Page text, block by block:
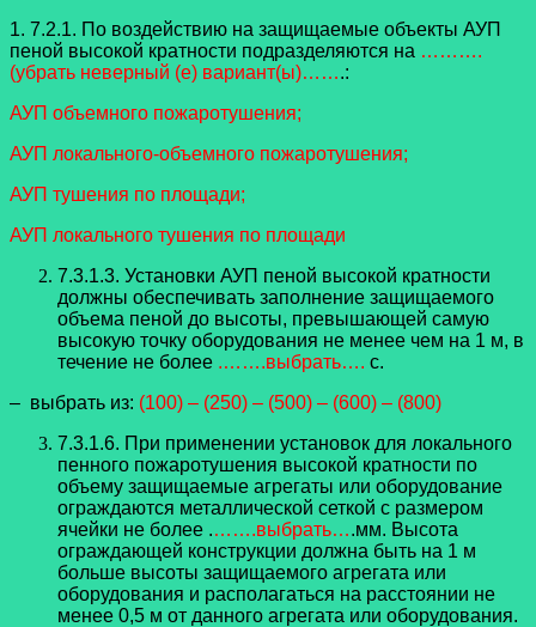
1. 7.2.1. По воздействию на защищаемые объекты АУП
пеной высокой кратности подразделяются на ……….
(убрать неверный (е) вариант(ы)…….:
АУП объемного пожаротушения;
АУП локального-объемного пожаротушения;
АУП тушения по площади;
АУП локального тушения по площади
7.3.1.3. Установки АУП пеной высокой кратности
должны обеспечивать заполнение защищаемого
объема пеной до высоты, превышающей самую
высокую точку оборудования не менее чем на 1 м, в
течение не более .…….выбрать…. с.
– выбрать из: (100) – (250) – (500) – (600) – (800)
7.3.1.6. При применении установок для локального
пенного пожаротушения высокой кратности по
объему защищаемые агрегаты или оборудование
ограждаются металлической сеткой с размером
ячейки не более .…….выбрать….мм. Высота
ограждающей конструкции должна быть на 1 м
больше высоты защищаемого агрегата или
оборудования и располагаться на расстоянии не
менее 0,5 м от данного агрегата или оборудования.